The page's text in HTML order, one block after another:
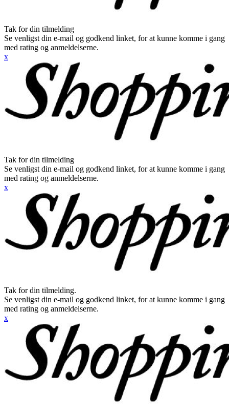
Tak for din tilmelding
Se venligst din e-mail og godkend linket, for at kunne komme i gang
med rating og anmeldelserne.
x
Tak for din tilmelding
Se venligst din e-mail og godkend linket, for at kunne komme i gang
med rating og anmeldelserne.
x
Tak for din tilmelding.
Se venligst din e-mail og godkend linket, for at kunne komme i gang
med rating og anmeldelserne.
x